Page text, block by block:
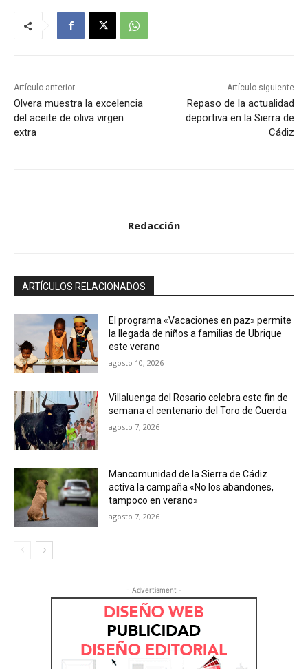
r
d
e
a
Artículo anterior
Olvera muestra la excelencia
del aceite de oliva virgen
extra
Artículo siguiente
Repaso de la actualidad
deportiva en la Sierra de
Cádiz
Redacción
ARTÍCULOS RELACIONADOS
El programa «Vacaciones en paz» permite
la llegada de niños a familias de Ubrique
este verano
agosto 10, 2026
Villaluenga del Rosario celebra este fin de
semana el centenario del Toro de Cuerda
agosto 7, 2026
Mancomunidad de la Sierra de Cádiz
activa la campaña «No los abandones,
tampoco en verano»
agosto 7, 2026
- Advertisment -